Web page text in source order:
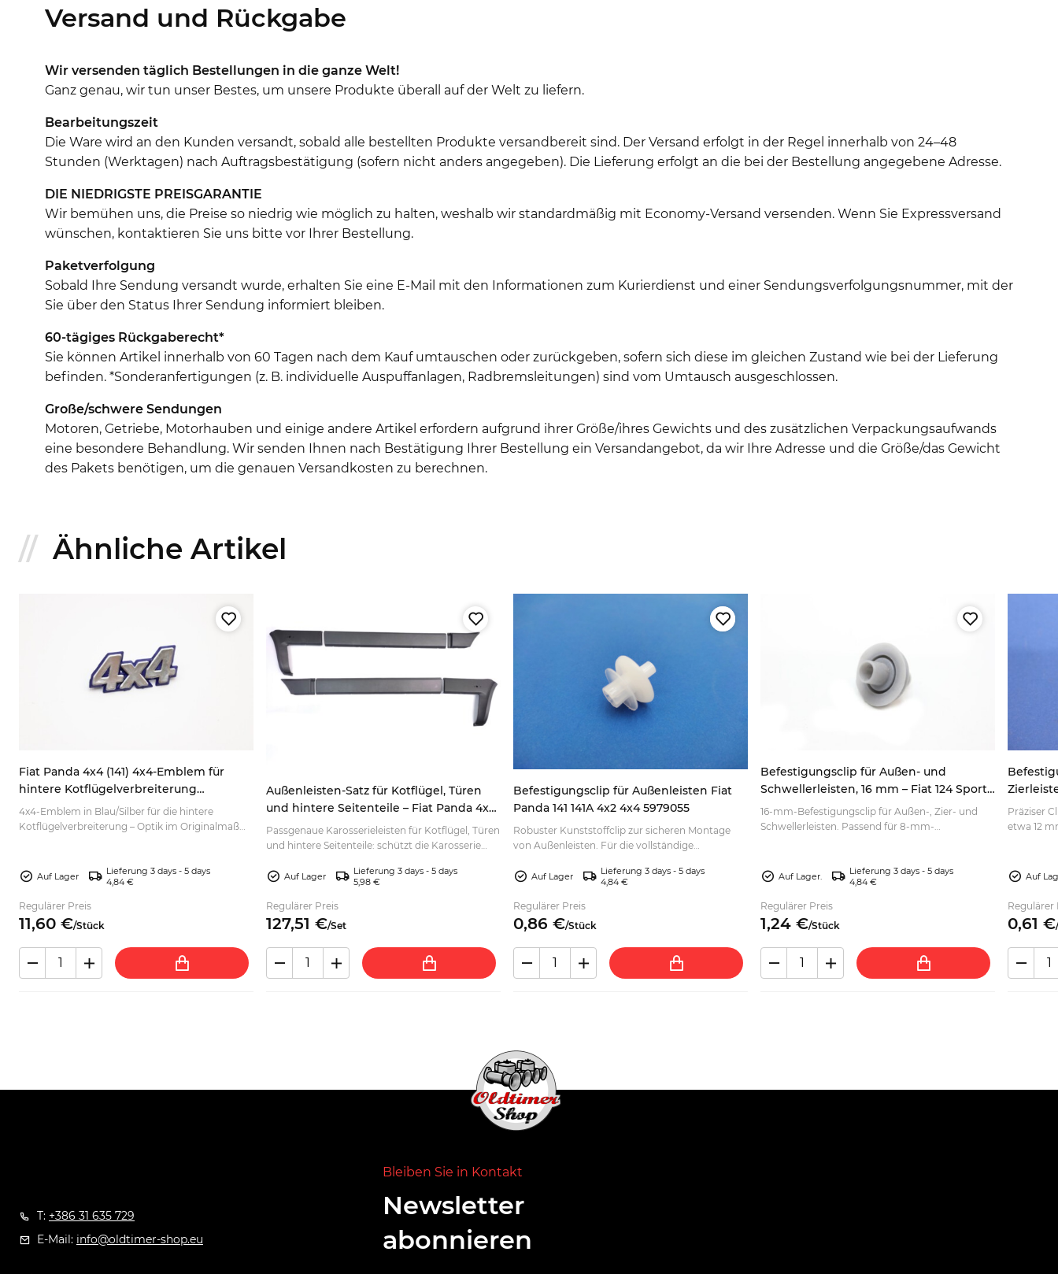
Versand und Rückgabe
Wir versenden täglich Bestellungen in die ganze Welt!
Ganz genau, wir tun unser Bestes, um unsere Produkte überall auf der Welt zu liefern.
Bearbeitungszeit
Die Ware wird an den Kunden versandt, sobald alle bestellten Produkte versandbereit sind. Der Versand erfolgt in der Regel innerhalb von 24–48
Stunden (Werktagen) nach Auftragsbestätigung (sofern nicht anders angegeben). Die Lieferung erfolgt an die bei der Bestellung angegebene Adresse.
DIE NIEDRIGSTE PREISGARANTIE
Wir bemühen uns, die Preise so niedrig wie möglich zu halten, weshalb wir standardmäßig mit Economy-Versand versenden. Wenn Sie Expressversand
wünschen, kontaktieren Sie uns bitte vor Ihrer Bestellung.
Paketverfolgung
Sobald Ihre Sendung versandt wurde, erhalten Sie eine E-Mail mit den Informationen zum Kurierdienst und einer Sendungsverfolgungsnummer, mit der
Sie über den Status Ihrer Sendung informiert bleiben.
60-tägiges Rückgaberecht*
Sie können Artikel innerhalb von 60 Tagen nach dem Kauf umtauschen oder zurückgeben, sofern sich diese im gleichen Zustand wie bei der Lieferung
befinden. *Sonderanfertigungen (z. B. individuelle Auspuffanlagen, Radbremsleitungen) sind vom Umtausch ausgeschlossen.
Große/schwere Sendungen
Motoren, Getriebe, Motorhauben und einige andere Artikel erfordern aufgrund ihrer Größe/ihres Gewichts und des zusätzlichen Verpackungsaufwands
eine besondere Behandlung. Wir senden Ihnen nach Bestätigung Ihrer Bestellung ein Versandangebot, da wir Ihre Adresse und die Größe/das Gewicht
des Pakets benötigen, um die genauen Versandkosten zu berechnen.
Ähnliche Artikel
Fiat Panda 4x4 (141) 4x4-Emblem für
hintere Kotflügelverbreiterung
blau/silber 7592198 7724973
4x4-Emblem in Blau/Silber für die hintere
Kotflügelverbreiterung – Optik im Originalmaß
Auf Lager
Lieferung 3 days - 5 days
4,84 €
Regulärer Preis
11,60 €/Stück
Außenleisten-Satz für Kotflügel, Türen
und hintere Seitenteile – Fiat Panda 4x4
141, 141A 1986–2003
Passgenaue Karosserieleisten für Kotflügel, Türen
und hintere Seitenteile: schützt die Karosserie
auswählen.
Auf Lager
Lieferung 3 days - 5 days
5,98 €
Regulärer Preis
127,51 €/Set
Befestigungsclip für Außenleisten Fiat
Panda 141 141A 4x2 4x4 5979055
Robuster Kunststoffclip zur sicheren Montage
von Außenleisten. Für die vollständige
passend auswählen.
Auf Lager
Lieferung 3 days - 5 days
4,84 €
Regulärer Preis
0,86 €/Stück
Befestigungsclip für Außen- und
Schwellerleisten, 16 mm – Fiat 124 Sport
Coupé, 850 Sport Coupé, 1500 C
16-mm-Befestigungsclip für Außen-, Zier- und
Schwellerleisten. Passend für 8-mm-
Auf Lager.
Lieferung 3 days - 5 days
4,84 €
Regulärer Preis
1,24 €/Stück
Präziser
etwa 12
Auf
Regulärer
0,61 €/
T: +386 31 635 729
E-Mail: info@oldtimer-shop.eu
Bleiben Sie in Kontakt
Newsletter
abonnieren